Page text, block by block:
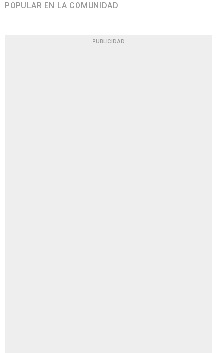
POPULAR EN LA COMUNIDAD
PUBLICIDAD